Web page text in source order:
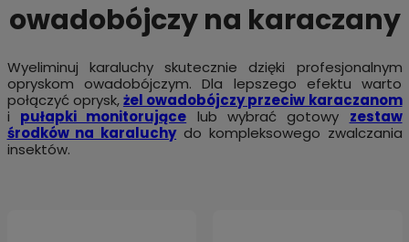
owadobójczy na karaczany
Wyeliminuj karaluchy skutecznie dzięki profesjonalnym
opryskom owadobójczym. Dla lepszego efektu warto
połączyć oprysk,żel owadobójczy przeciw karaczanom
i pułapki monitorujące lub wybrać gotowy zestaw
środków na karaluchydo kompleksowego zwalczania
insektów.